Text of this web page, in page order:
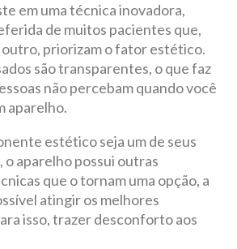
em uma técnica inovadora,
de muitos pacientes que,
priorizam o fator estético.
são transparentes, o que faz
não percebam quando você
aparelho.
estético seja um de seus
o aparelho possui outras
que o tornam uma opção, a
atingir os melhores
isso, trazer desconforto aos